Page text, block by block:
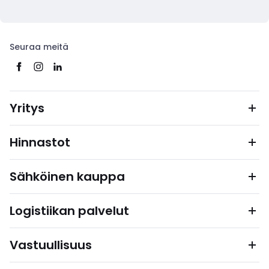
Seuraa meitä
Yritys
Hinnastot
Sähköinen kauppa
Logistiikan palvelut
Vastuullisuus